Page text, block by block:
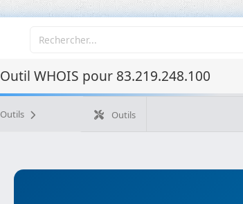
Outil WHOIS pour 83.219.248.100
Outils Outils